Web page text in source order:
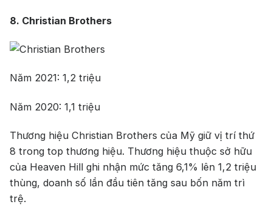
Rượu Vang Trắng
Blended Scotch Whisky
Single Malt Scotch Whisky
Whisky Nhật
8. Christian Brothers
Năm 2021: 1,2 triệu
Năm 2020: 1,1 triệu
Thương hiệu Christian Brothers của Mỹ giữ vị trí thứ
8 trong top thương hiệu. Thương hiệu thuộc sở hữu
của Heaven Hill ghi nhận mức tăng 6,1% lên 1,2 triệu
thùng, doanh số lần đầu tiên tăng sau bốn năm trì
trệ.